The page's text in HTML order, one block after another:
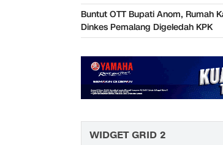
Buntut OTT Bupati Anom, Rumah
Dinkes Pemalang Digeledah KPK
WIDGET GRID 2